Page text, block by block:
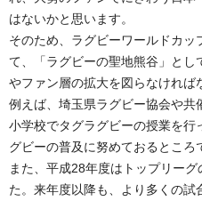
はないかと思います。
そのため、ラグビーワールドカッ
て、「ラグビーの聖地熊谷」とし
やファン層の拡大を図らなければ
例えば、埼玉県ラグビー協会や
小学校でタグラグビーの授業を行
グビーの普及に努めておるところ
また、平成28年度はトップリー
た。来年度以降も、より多くの試